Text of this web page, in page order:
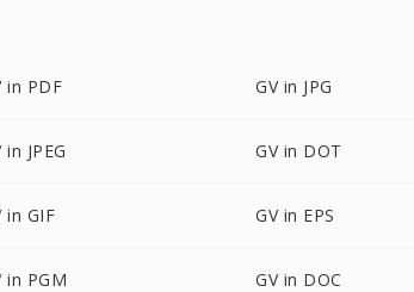
in PDF GV in JPG
in JPEG GV in DOT
in GIF GV in EPS
in PGM GV in DOC